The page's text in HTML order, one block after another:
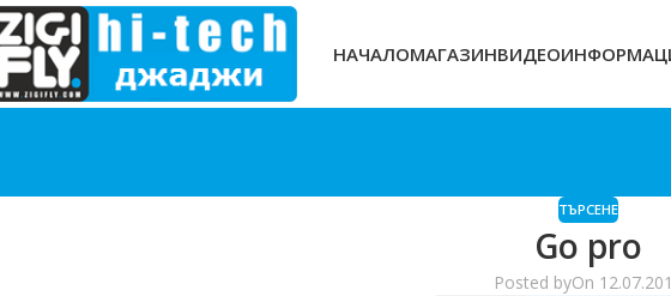
НАЧАЛОМАГАЗИН
ТЪРСЕНЕ
Go pro
Posted byOn